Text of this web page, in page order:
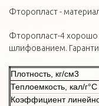
Фторопласт -
Фторопласт-4 хорошо
шлифованием.
Плотность, кг/см3
Теплоемкость, кал/г°С
Коэффициент